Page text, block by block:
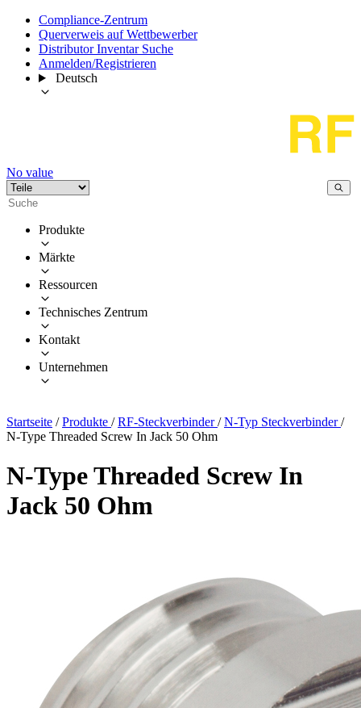
Compliance-Zentrum
Querverweis auf Wettbewerber
Distributor Inventar Suche
Anmelden/Registrieren
Deutsch
No value
Produkte
Märkte
Ressourcen
Technisches Zentrum
Kontakt
Unternehmen
Startseite / Produkte / RF-Steckverbinder/ N-Typ Steckverbinder/
N-Type Threaded Screw In Jack 50 Ohm
N-Type Threaded Screw In
Jack 50 Ohm